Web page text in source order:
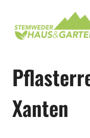
springen
Xanten